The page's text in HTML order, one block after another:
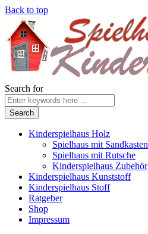
Back to top
Search for
Kinderspielhaus Holz
Spielhaus mit Sandkasten
Spielhaus mit Rutsche
Kinderspielhaus Zubehör
Kinderspielhaus Kunststoff
Kinderspielhaus Stoff
Ratgeber
Shop
Impressum